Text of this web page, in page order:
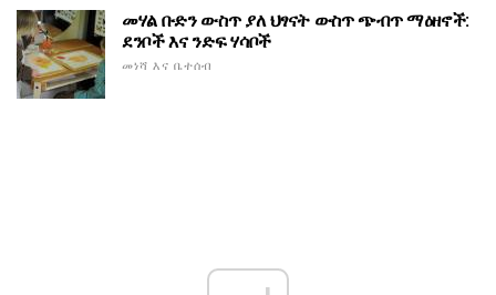
መሃል ቡድን ውስጥ ያለ ህፃናት ውስጥ ጭብጥ ማዕዘኖች:
ደንቦች እና ንድፍ ሃሳቦች
መነሻ እና ቤተሰብ